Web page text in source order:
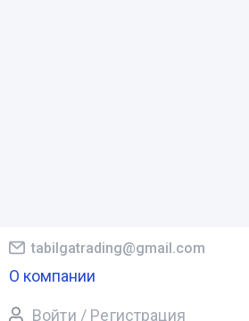
tabilgatrading@gmail.com
О компании
Войти / Регистрация